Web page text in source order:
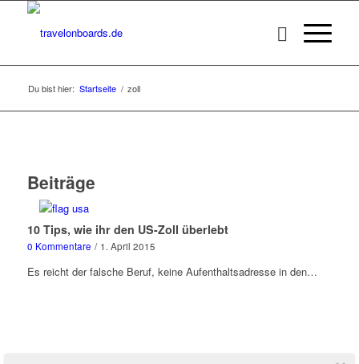
Du bist hier: Startseite / zoll
Beiträge
10 Tips, wie ihr den US-Zoll überlebt
0 Kommentare / 1. April 2015
Es reicht der falsche Beruf, keine Aufenthaltsadresse in den…